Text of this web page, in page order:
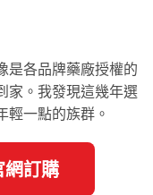
是各品牌藥廠授權的
家。我發現這幾年選
輕一點的族群。
網訂購